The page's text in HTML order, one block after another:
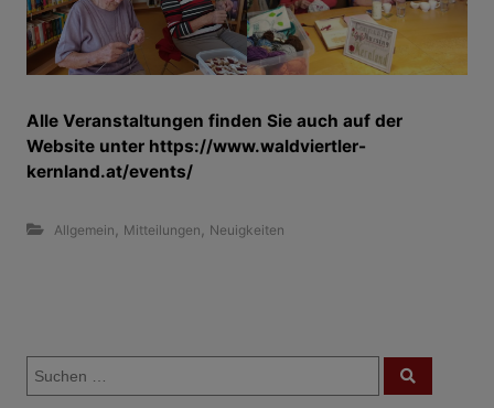
Alle Veranstaltungen finden Sie auch auf der
Website unter https://www.waldviertler-
kernland.at/events/
Allgemein Mitteilungen Neuigkeiten
e
S